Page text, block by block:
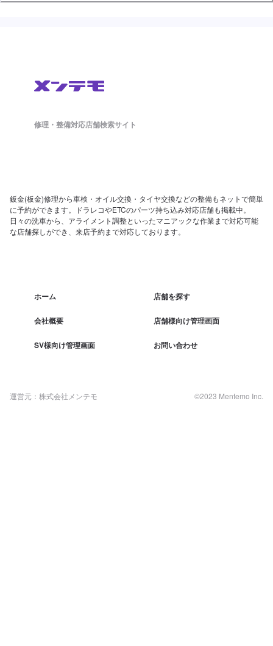
修理・整備対応店舗検索サイト
鈑金(板金)修理から車検・オイル交換・タイヤ交換などの整備もネットで簡単
に予約ができます。ドラレコやETCのパーツ持ち込み対応店舗も掲載中。
日々の洗車から、アライメント調整といったマニアックな作業まで対応可能
な店舗探しができ、来店予約まで対応しております。
ホーム 店舗を探す
会社概要 店舗様向け管理画面
SV様向け管理画面 お問い合わせ
運営元：株式会社メンテモ ©2023 Mentemo Inc.